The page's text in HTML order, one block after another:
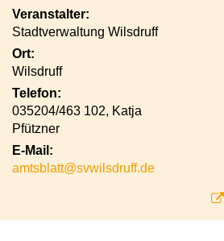
Veranstalter:
Stadtverwaltung Wilsdruff
Ort:
Wilsdruff
Telefon:
035204/463 102, Katja
Pfützner
E-Mail:
amtsblatt@svwilsdruff.de